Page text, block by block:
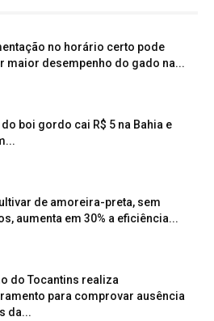
no horário certo pode
maior desempenho do gado na...
boi gordo cai R$ 5 na Bahia e
de amoreira-preta, sem
aumenta em 30% a eficiência...
do Tocantins realiza
para comprovar ausência
da...